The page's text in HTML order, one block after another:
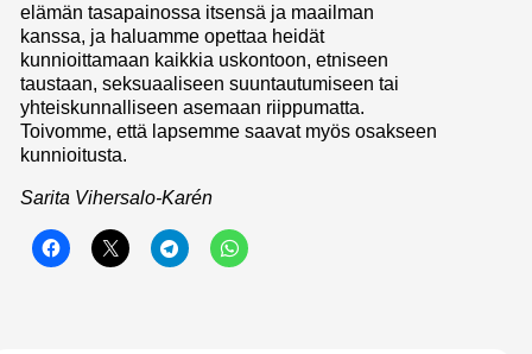
elämän tasapainossa itsensä ja maailman
kanssa, ja haluamme opettaa heidät
kunnioittamaan kaikkia uskontoon, etniseen
taustaan, seksuaaliseen suuntautumiseen tai
yhteiskunnalliseen asemaan riippumatta.
Toivomme, että lapsemme saavat myös osakseen
kunnioitusta.
Sarita Vihersalo-Karén